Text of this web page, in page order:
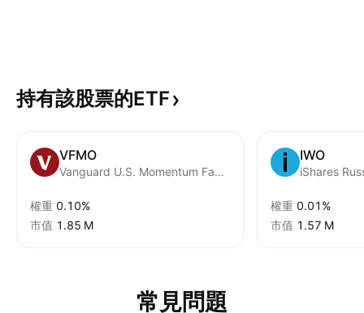
持有該股票的ETF
VFMO
Vanguard U.S. Momentum Factor ETF
權重 0.10%
市值 ‪1.85 M‬
IWO
權重 0.01%
市值 ‪1.57 M‬
常見問題